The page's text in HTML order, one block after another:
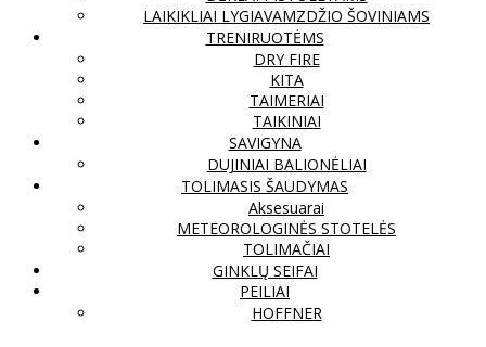
LAIKIKLIAI LYGIAVAMZDŽIO ŠOVINIAMS
TRENIRUOTĖMS
DRY FIRE
KITA
TAIMERIAI
TAIKINIAI
SAVIGYNA
DUJINIAI BALIONĖLIAI
TOLIMASIS ŠAUDYMAS
Aksesuarai
METEOROLOGINĖS STOTELĖS
TOLIMAČIAI
GINKLŲ SEIFAI
PEILIAI
HOFFNER